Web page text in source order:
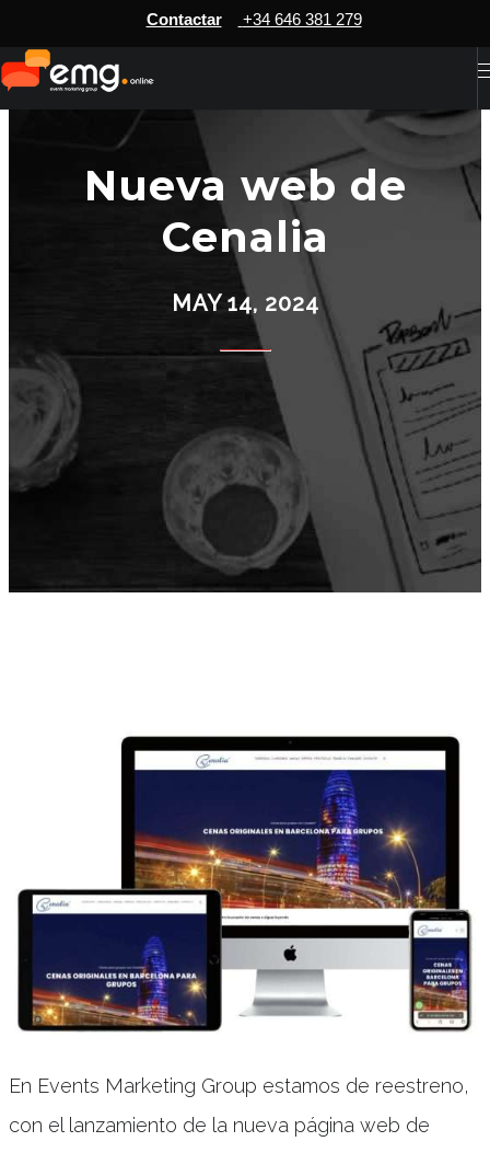
Contactar +34 646 381 279
Nueva web de
Cenalia
MAY 14, 2024
En Events Marketing Group estamos de reestreno,
con el lanzamiento de la nueva página web de